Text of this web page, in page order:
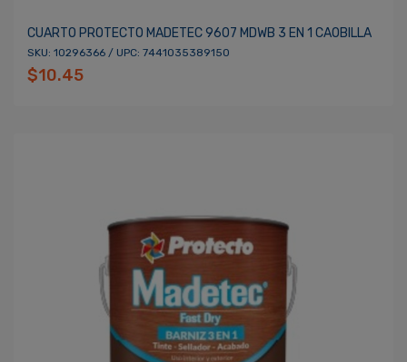
CUARTO PROTECTO MADETEC 9607 MDWB 3 EN 1 CAOBILLA
SKU: 10296366 / UPC: 7441035389150
$10.45